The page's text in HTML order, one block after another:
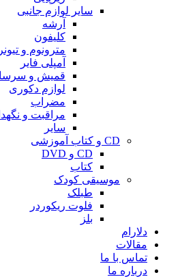
سایر لوازم جانبی
آرشه
کلیفون
مترونوم و تیونر
آمپلی فایر
قمیش و
لوازم دکوری
مضراب
مراقبت و
سایر
CD و کتاب آموزشی
CD و DVD
کتاب
موسیقی کودک
طبلک
فلوت ریکوردر
بلز
دلارام
مقالات
تماس با ما
درباره ما